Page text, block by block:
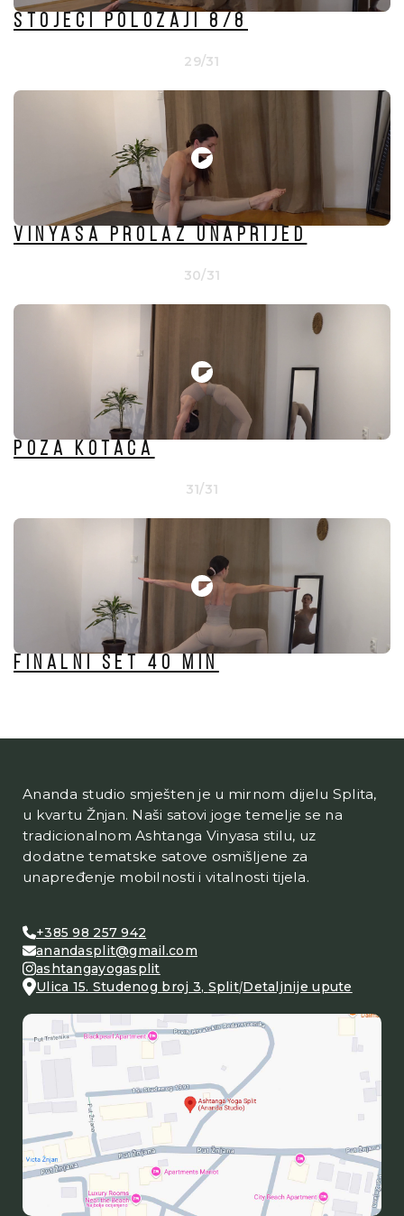
Stojeći položaji 8/8
29/31
VINYASA PROLAZ UNAPRIJED
30/31
Poza Kotača
31/31
Finalni set 40 min
Ananda studio smješten je u mirnom dijelu Splita,
u kvartu Žnjan. Naši satovi joge temelje se na
tradicionalnom Ashtanga Vinyasa stilu, uz
dodatne tematske satove osmišljene za
unapređenje mobilnosti i vitalnosti tijela.
+385 98 257 942
anandasplit@gmail.com
ashtangayogasplit
Ulica 15. Studenog broj 3, Split|Detaljnije upute